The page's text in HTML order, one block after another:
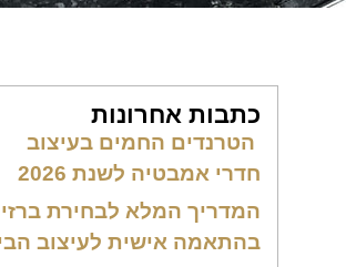
כתבות אחרונות
הטרנדים החמים בעיצוב
חדרי אמבטיה לשנת 2026
המדריך המלא לבחירת
בהתאמה אישית לעיצוב